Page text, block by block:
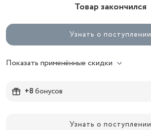
Товар закончился
Узнать о поступлении
Показать применённые скидки
+8бонусов
Узнать о поступлении